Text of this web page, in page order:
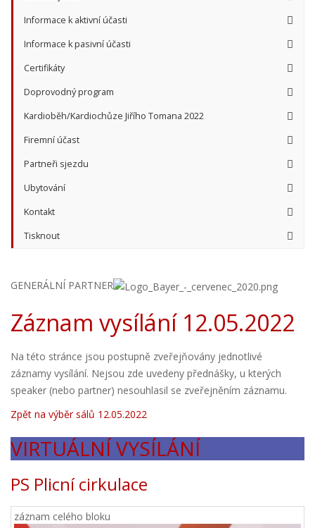
Informace k aktivní účasti
Informace k pasivní účasti
Certifikáty
Doprovodný program
Kardioběh/Kardiochůze Jiřího Tomana 2022
Firemní účast
Partneři sjezdu
Ubytování
Kontakt
Tisknout
GENERÁLNÍ PARTNER
Záznam vysílání 12.05.2022
Na této stránce jsou postupně zveřejňovány jednotlivé
záznamy vysílání. Nejsou zde uvedeny přednášky, u kterých
speaker (nebo partner) nesouhlasil se zveřejněním záznamu.
Zpět na výběr sálů 12.05.2022
VIRTUÁLNÍ VYSÍLÁNÍ
PS Plicní cirkulace
záznam celého bloku